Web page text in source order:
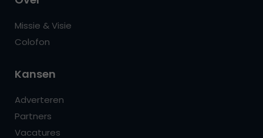
Missie & Visie
Colofon
Kansen
Adverteren
Partners
Vacatures